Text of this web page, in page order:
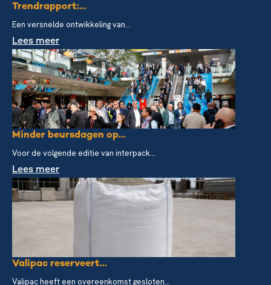
Trendrapport:...
Een versnelde ontwikkeling van...
Lees meer
Minder beursdagen op...
Voor de volgende editie van interpack...
Lees meer
Valipac reserveert...
Valipac heeft een overeenkomst gesloten...